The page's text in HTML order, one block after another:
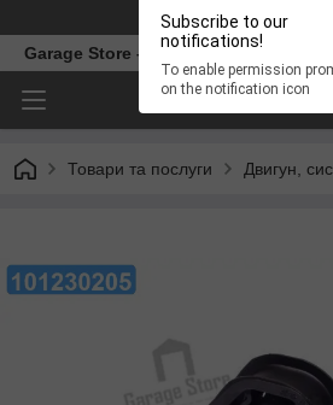
Subscribe to our
notifications!
To enable permission
on the notification icon
Телефон
Garage Store – інтернет магазин
Товари та послуги Двигун,